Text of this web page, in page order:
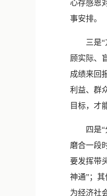
心存感恩
事安排。
三是“亢
顾实际、
成绩来回
利益、群
目标，才
四是“分
磨合一段
要发挥带
神通”；
为经济社